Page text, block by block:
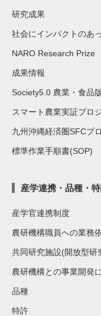
研究成果
社会にインパクトのあ
NARO Research Prize
成果情報
Society5.0 農業・食品
スマート農業実証プロ
九州沖縄経済圏SFCプ
標準作業手順書(SOP)
産学連携・品種・
産学官連携制度
農研機構職員への業務
共同研究施設(開放型研
農研機構との事業開発
品種
特許